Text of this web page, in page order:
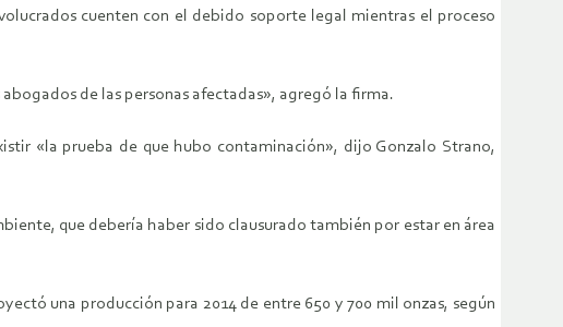
cuenten con el debido soporte legal mientras el proceso
de las personas afectadas», agregó la firma.
«la prueba de que hubo contaminación», dijo Gonzalo Strano,
que debería haber sido clausurado también por estar en área
una producción para 2014 de entre 650 y 700 mil onzas, según